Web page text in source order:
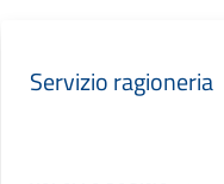
Servizio ragioneria